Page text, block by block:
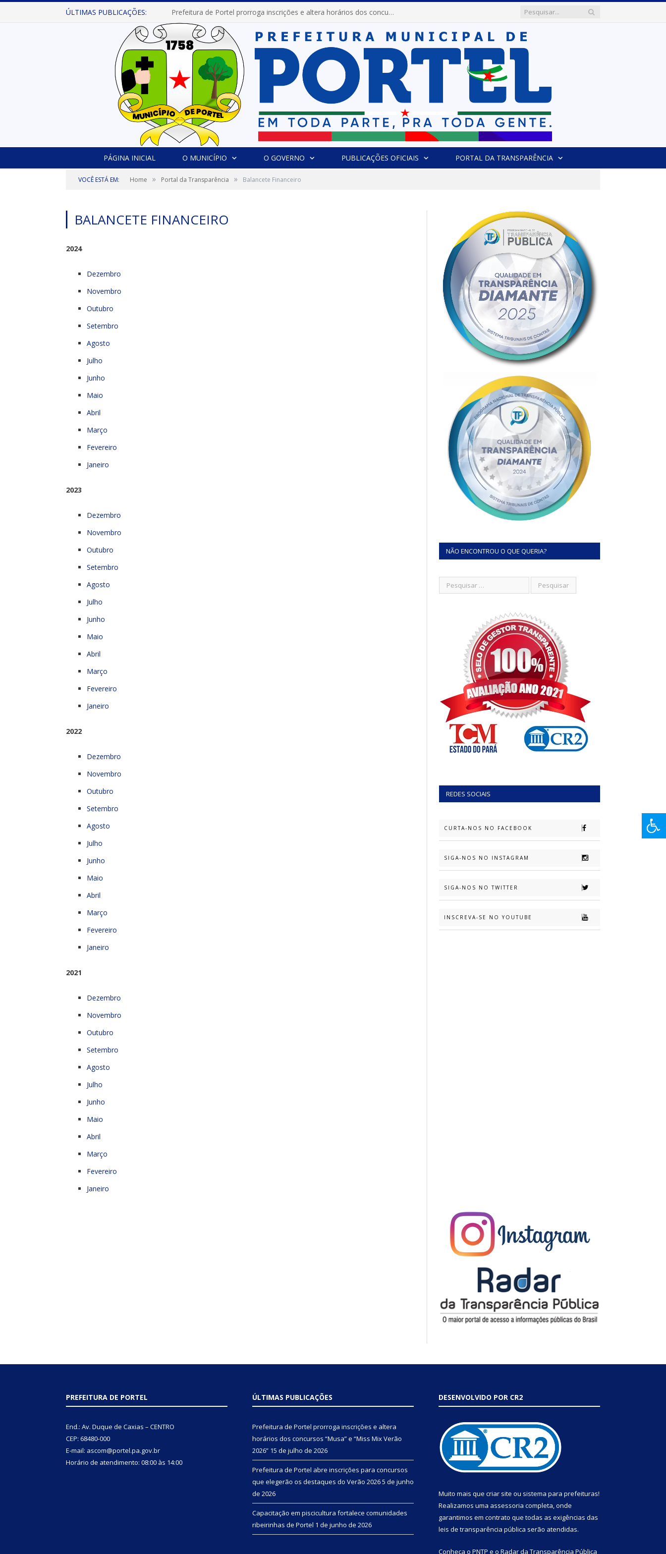
ÚLTIMAS PUBLICAÇÕES: Prefeitura de Portel abre inscrições para concursos que elegerão os destaques do Verão 2026
PÁGINA INICIAL O MUNICÍPIO O GOVERNO PUBLICAÇÕES OFICIAIS PORTAL DA TRANSPARÊNCIA
VOCÊ ESTÁ EM: Home » Portal da Transparência » Balancete Financeiro
BALANCETE FINANCEIRO
2024
Dezembro
Novembro
Outubro
Setembro
Agosto
Julho
Junho
Maio
Abril
Março
Fevereiro
Janeiro
2023
Dezembro
Novembro
Outubro
Setembro
Agosto
Julho
Junho
Maio
Abril
Março
Fevereiro
Janeiro
2022
Dezembro
Novembro
Outubro
Setembro
Agosto
Julho
Junho
Maio
Abril
Março
Fevereiro
Janeiro
2021
Dezembro
Novembro
Outubro
Setembro
Agosto
Julho
Junho
Maio
Abril
Março
Fevereiro
Janeiro
NÃO ENCONTROU O QUE QUERIA?
REDES SOCIAIS
CURTA-NOS NO FACEBOOK
SIGA-NOS NO INSTAGRAM
SIGA-NOS NO TWITTER
INSCREVA-SE NO YOUTUBE
PREFEITURA DE PORTEL
End.: Av. Duque de Caxias – CENTRO
CEP: 68480-000
E-mail: ascom@portel.pa.gov.br
Horário de atendimento: 08:00 às 14:00
ÚLTIMAS PUBLICAÇÕES
Prefeitura de Portel prorroga inscrições e altera
horários dos concursos “Musa” e “Miss Mix Verão
2026” 15 de julho de 2026
Prefeitura de Portel abre inscrições para concursos
que elegerão os destaques do Verão 20265 de junho
de 2026
Capacitação em piscicultura fortalece comunidades
ribeirinhas de Portel 1 de junho de 2026
DESENVOLVIDO POR CR2
Muito mais que criar site ou sistema para prefeituras!
Realizamos uma assessoria completa, onde
garantimos em contrato que todas as exigências das
leis de transparência pública serão atendidas.
Conheça o PNTP e o Radar da Transparência Pública